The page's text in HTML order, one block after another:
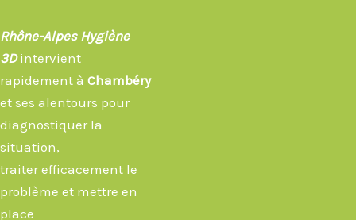
Rhône-Alpes Hygiène
3D intervient
rapidement à Chambéry
et ses alentours pour
diagnostiquer la
situation,
traiter efficacement le
problème et mettre en
place